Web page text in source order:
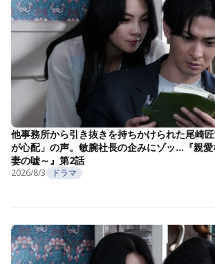
他事務所から引き抜きを持ちかけられた尾崎
が心配」の声。敏腕社長の企みにゾッ…『親
妻の嘘～』第2話
2026/8/3 ドラマ